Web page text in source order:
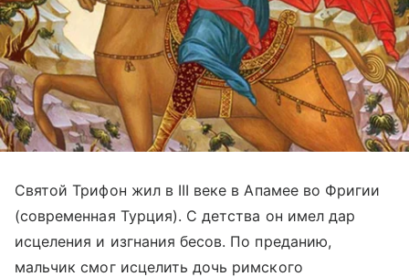
Святой Трифон жил в III веке в Апамее во Фригии
(современная Турция). С детства он имел дар
исцеления и изгнания бесов. По преданию,
мальчик смог исцелить дочь римского